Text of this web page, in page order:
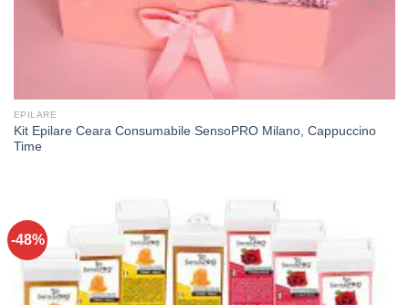
EPILARE
Kit Epilare Ceara Consumabile SensoPRO Milano, Cappuccino
Time
-48%